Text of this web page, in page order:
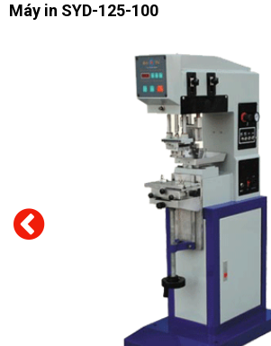
Máy in SYD-125-100